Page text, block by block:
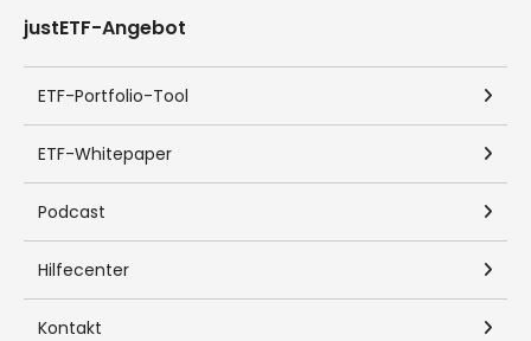
ausgeschlossen.
Eigenverantwortung:
Jede Investition an den Finanzmärkten ist mit Risiken
verbunden, die bis zum Totalverlust des eingesetzten Kapitals
führen können. Entscheidungen über Investitionen trifft der
Nutzer in eigener Verantwortung und auf eigenes Risiko. Es
eigene Recherchen durchzuführen oder professionellen Rat
bei zertifizierten Finanzberatern einzuholen. Die Angaben
über die Wertentwicklung und Risikokennzahlen einzelner